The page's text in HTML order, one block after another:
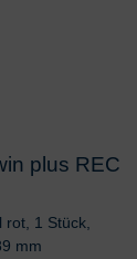
plus REC
1 Stück,
mm